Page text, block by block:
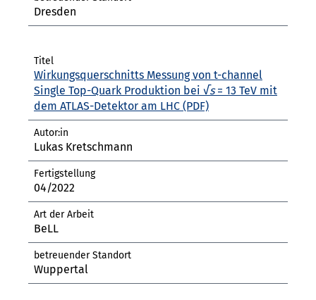
Dresden
Wirkungsquerschnitts Messung von t-channel
Single Top-Quark Produktion bei √s= 13 TeV mit
dem ATLAS-Detektor am LHC
Lukas Kretschmann
04/2022
BeLL
Wuppertal